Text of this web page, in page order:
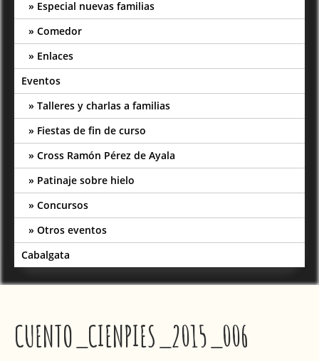
Especial nuevas familias
Comedor
Enlaces
Eventos
Talleres y charlas a familias
Fiestas de fin de curso
Cross Ramón Pérez de Ayala
Patinaje sobre hielo
Concursos
Otros eventos
Cabalgata
CUENTO_CIENPIES_2015_006